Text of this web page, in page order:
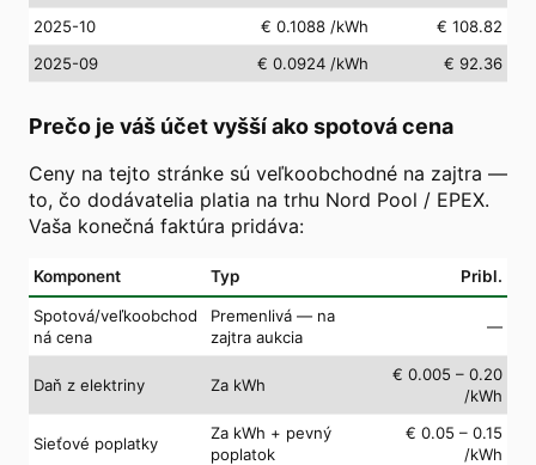
2025-10
€ 0.1088 /kWh
€ 108.82
2025-09
€ 0.0924 /kWh € 92.36
Prečo je váš účet vyšší ako spotová cena
Ceny na tejto stránke sú veľkoobchodné na zajtra —
to, čo dodávatelia platia na trhu Nord Pool / EPEX.
Vaša konečná faktúra pridáva:
Komponent Typ Pribl.
Spotová/veľkoobchod
ná cena
Premenlivá — na
zajtra aukcia
—
Daň z elektriny Za kWh
€ 0.005 – 0.20
/kWh
Sieťové poplatky
Za kWh + pevný
poplatok
€ 0.05 – 0.15
/kWh